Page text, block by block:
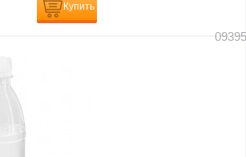
Купить